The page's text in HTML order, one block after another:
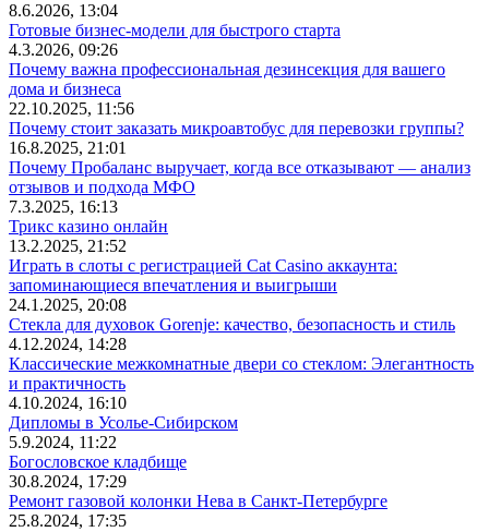
8.6.2026, 13:04
Готовые бизнес-модели для быстрого старта
4.3.2026, 09:26
Почему важна профессиональная дезинсекция для вашего
дома и бизнеса
22.10.2025, 11:56
Почему стоит заказать микроавтобус для перевозки группы?
16.8.2025, 21:01
Почему Пробаланс выручает, когда все отказывают — анализ
отзывов и подхода МФО
7.3.2025, 16:13
Трикс казино онлайн
13.2.2025, 21:52
Играть в слоты с регистрацией Cat Casino аккаунта:
запоминающиеся впечатления и выигрыши
24.1.2025, 20:08
Стекла для духовок Gorenje: качество, безопасность и стиль
4.12.2024, 14:28
Классические межкомнатные двери со стеклом: Элегантность
и практичность
4.10.2024, 16:10
Дипломы в Усолье-Сибирском
5.9.2024, 11:22
Богословское кладбище
30.8.2024, 17:29
Ремонт газовой колонки Нева в Санкт-Петербурге
25.8.2024, 17:35